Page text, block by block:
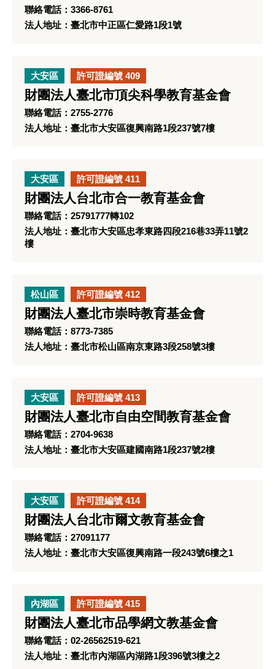
聯絡電話：3366-8761
法人地址：臺北市中正區仁愛路1段1號
大安區 許可證編號 409
財團法人臺北市頂尖科學教育基金會
聯絡電話：2755-2776
法人地址：臺北市大安區復興南路1段237號7樓
大安區 許可證編號 411
財團法人台北市合一教育基金會
聯絡電話：25791777轉102
法人地址：臺北市大安區忠孝東路四段216巷33弄11號2
樓
松山區 許可證編號 412
財團法人臺北市崇時教育基金會
聯絡電話：8773-7385
法人地址：臺北市松山區南京東路3段258號3樓
大安區 許可證編號 413
財團法人臺北市自由空間教育基金會
聯絡電話：2704-9638
法人地址：臺北市大安區建國南路1段237號2樓
大安區 許可證編號 414
財團法人台北市爾文教育基金會
聯絡電話：27091177
法人地址：臺北市大安區復興南路一段243號6樓之1
內湖區 許可證編號 415
財團法人臺北市品學網文教基金會
聯絡電話：02-26562519-621
法人地址：臺北市內湖區內湖路1段396號3樓之2